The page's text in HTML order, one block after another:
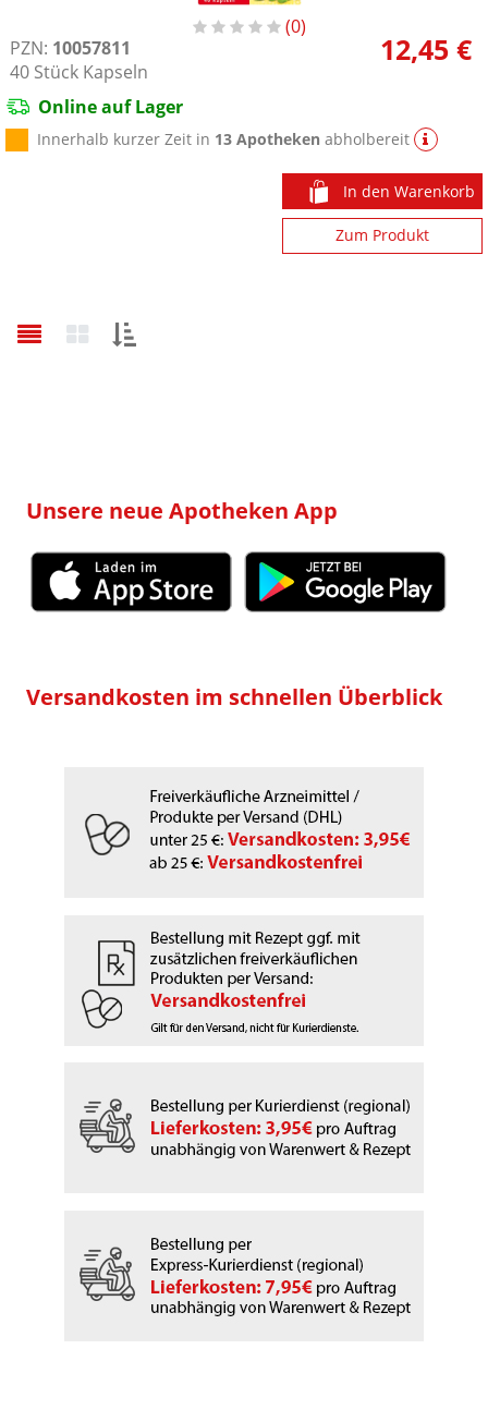
0
PZN: 10057811
40 Stück Kapseln
12,45 €
Online auf Lager
Innerhalb kurzer Zeit in 13 Apotheken abholbereit
In den Warenkorb
Zum Produkt
Unsere neue Apotheken App
Versandkosten im schnellen Überblick